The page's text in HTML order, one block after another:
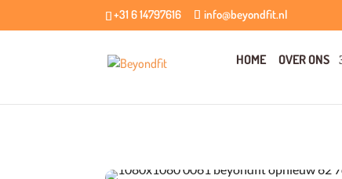
+31 6 14797616 info@beyondfit.nl
HOME OVER ONS